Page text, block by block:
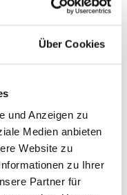
Über Cookies
und Anzeigen zu
Medien anbieten
Website zu
zu Ihrer
Partner für